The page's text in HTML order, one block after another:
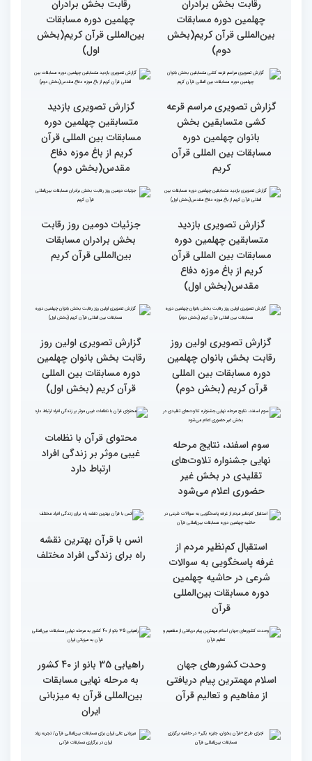
نوجوانان/ نگاهی به حواشی
دومین روز مسابقات جهانی
قرآن به میزبانی ایران
رقابت بخش برادران
چهلمین دوره مسابقات
بین‌المللی قرآن کریم(بخش
دوم)
رقابت بخش برادران
چهلمین دوره مسابقات
بین‌المللی قرآن کریم(بخش
اول)
کشی متسابقین بخش
بانوان چهلمین دوره
مسابقات بین المللی قرآن
کریم
متسابقین چهلمین دوره
مسابقات بین المللی قرآن
کریم از باغ موزه دفاع
متسابقین چهلمین دوره
مسابقات بین المللی قرآن
کریم از باغ موزه دفاع
مقدس(بخش اول)
بخش برادران مسابقات
بین‌المللی قرآن کریم
گزارش تصویری اولین روز
رقابت بخش بانوان چهلمین
دوره مسابقات بین المللی
قرآن کریم (بخش دوم)
گزارش تصویری اولین روز
رقابت بخش بانوان چهلمین
دوره مسابقات بین المللی
سوم اسفند، نتایج مرحله
نهایی جشنواره تلاوت‌های
تقلیدی در بخش غیر
حضوری اعلام می‌شود
محتوای قرآن با نظامات
غیبی موثر بر زندگی افراد
غرفه پاسخگویی به سوالات
شرعی در حاشیه چهلمین
دوره مسابقات بین‌المللی
انس با قرآن بهترین نقشه
راه برای زندگی افراد مختلف